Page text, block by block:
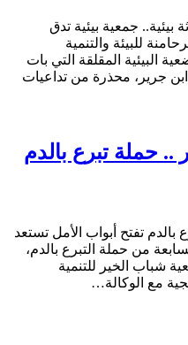
جمعية بيئية تدق
الرحامنة للبيئة والتنمية
البيئية المقلقة التي بات
جرير، محذرة من تداعيات
.. حملة تبرع بالدم
بالدم تفتح أبواب الأمل تستعد
من حملة التبرع بالدم،
شباب الخير للتنمية
مع الوكالة…